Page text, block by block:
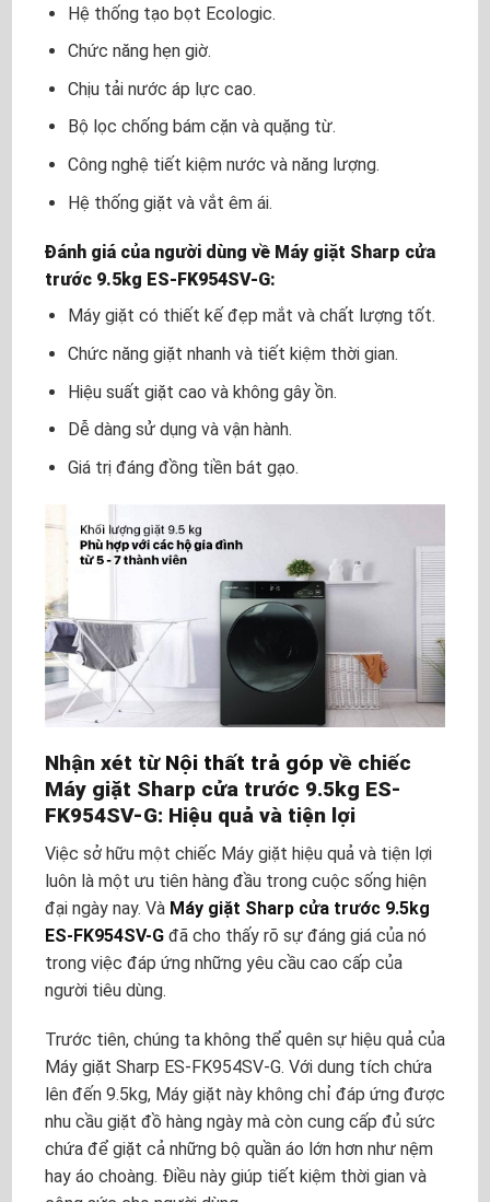
Hệ thống tạo bọt Ecologic.
Chức năng hẹn giờ.
Chịu tải nước áp lực cao.
Bộ lọc chống bám cặn và quặng từ.
Công nghệ tiết kiệm nước và năng lượng.
Hệ thống giặt và vắt êm ái.
Đánh giá của người dùng về Máy giặt Sharp cửa
trước 9.5kg ES-FK954SV-G:
Máy giặt có thiết kế đẹp mắt và chất lượng tốt.
Chức năng giặt nhanh và tiết kiệm thời gian.
Hiệu suất giặt cao và không gây ồn.
Dễ dàng sử dụng và vận hành.
Giá trị đáng đồng tiền bát gạo.
Nhận xét từNội thất trả góp về chiếc
Máy giặt Sharp cửa trước 9.5kg ES-
FK954SV-G: Hiệu quả và tiện lợi
Việc sở hữu một chiếc Máy giặt hiệu quả và tiện lợi
luôn là một ưu tiên hàng đầu trong cuộc sống hiện
đại ngày nay. Và Máy giặt Sharp cửa trước 9.5kg
ES-FK954SV-G đã cho thấy rõ sự đáng giá của nó
trong việc đáp ứng những yêu cầu cao cấp của
người tiêu dùng.
Trước tiên, chúng ta không thể quên sự hiệu quả của
Máy giặt Sharp ES-FK954SV-G. Với dung tích chứa
lên đến 9.5kg, Máy giặt này không chỉ đáp ứng được
nhu cầu giặt đồ hàng ngày mà còn cung cấp đủ sức
chứa để giặt cả những bộ quần áo lớn hơn như nệm
hay áo choàng. Điều này giúp tiết kiệm thời gian và